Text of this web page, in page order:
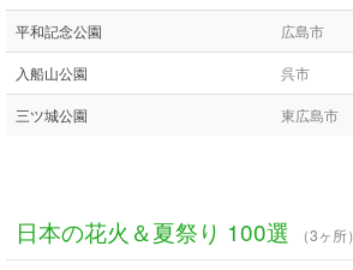
平和記念公園 広島市
入船山公園 呉市
三ツ城公園 東広島市
日本の花火＆夏祭り 100選 （3ヶ所）